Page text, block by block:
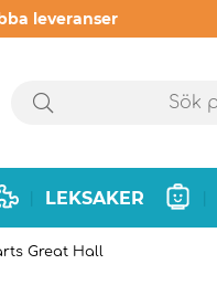
leveranser
LEKSAKER
Great Hall